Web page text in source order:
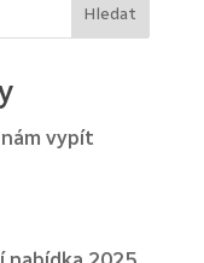
Hledat
vypít